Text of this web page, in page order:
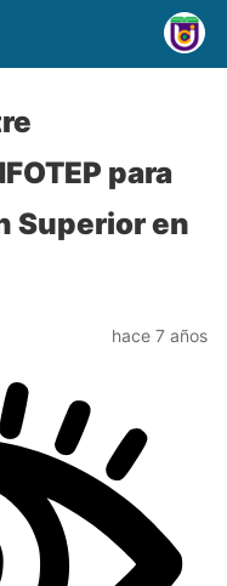
para
Superior en
hace 7 años